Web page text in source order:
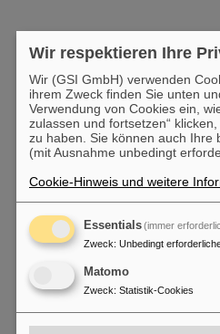
Wir respektieren Ihre
Wir (GSI GmbH) verwenden
ihrem Zweck finden Sie unten
Verwendung von Cookies ein,
zulassen und fortsetzen“
zu haben. Sie können auch Ihre
(mit Ausnahme unbedingt
Cookie-Hinweis und weitere
Essentials(immer
Zweck: Unbedingt
Matomo
Zweck: Statistik-Cookies